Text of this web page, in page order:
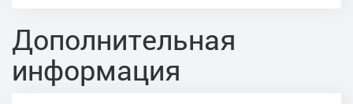
Дополнительная
информация